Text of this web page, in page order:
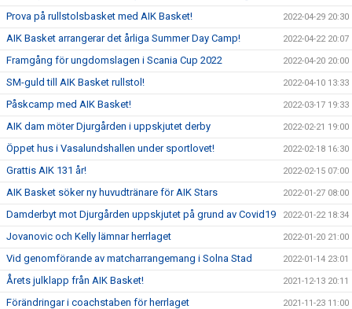
Prova på rullstolsbasket med AIK Basket! 2022-04-29 20:30
AIK Basket arrangerar det årliga Summer Day Camp! 2022-04-22 20:07
Framgång för ungdomslagen i Scania Cup 2022 2022-04-20 20:00
SM-guld till AIK Basket rullstol! 2022-04-10 13:33
Påskcamp med AIK Basket! 2022-03-17 19:33
AIK dam möter Djurgården i uppskjutet derby 2022-02-21 19:00
Öppet hus i Vasalundshallen under sportlovet! 2022-02-18 16:30
Grattis AIK 131 år! 2022-02-15 07:00
AIK Basket söker ny huvudtränare för AIK Stars 2022-01-27 08:00
Damderbyt mot Djurgården uppskjutet på grund av Covid19 2022-01-22 18:34
Jovanovic och Kelly lämnar herrlaget 2022-01-20 21:00
Vid genomförande av matcharrangemang i Solna Stad 2022-01-14 23:01
Årets julklapp från AIK Basket! 2021-12-13 20:11
Förändringar i coachstaben för herrlaget 2021-11-23 11:00